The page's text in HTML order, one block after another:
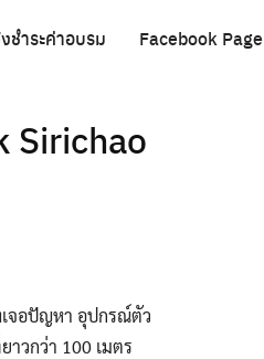
ชำระค่าอบรม Facebook Page
Sirichao
เจอปัญหา อุปกรณ์ตัว
าวกว่า 100 เมตร